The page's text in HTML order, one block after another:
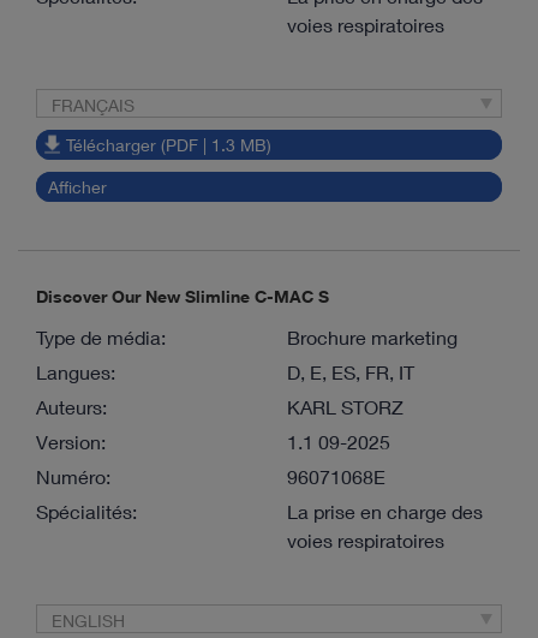
voies respiratoires
FRANÇAIS
Télécharger (PDF | 1.3 MB)
Afficher
Discover Our New Slimline C-MAC S
Type de média:
Brochure marketing
Langues:
D, E, ES, FR, IT
Auteurs:
KARL STORZ
Version:
1.1 09-2025
Numéro:
96071068E
Spécialités:
La prise en charge des
voies respiratoires
ENGLISH